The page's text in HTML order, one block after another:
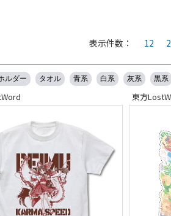
表示件数： 12
ルダー タオル 青系 白系 灰系 黒系
東方